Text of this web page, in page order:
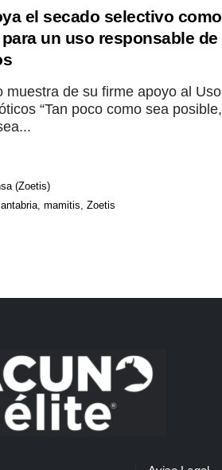
el secado selectivo como
un uso responsable de
muestra de su firme apoyo al Uso
“Tan poco como sea posible,
(Zoetis)
, mamitis, Zoetis